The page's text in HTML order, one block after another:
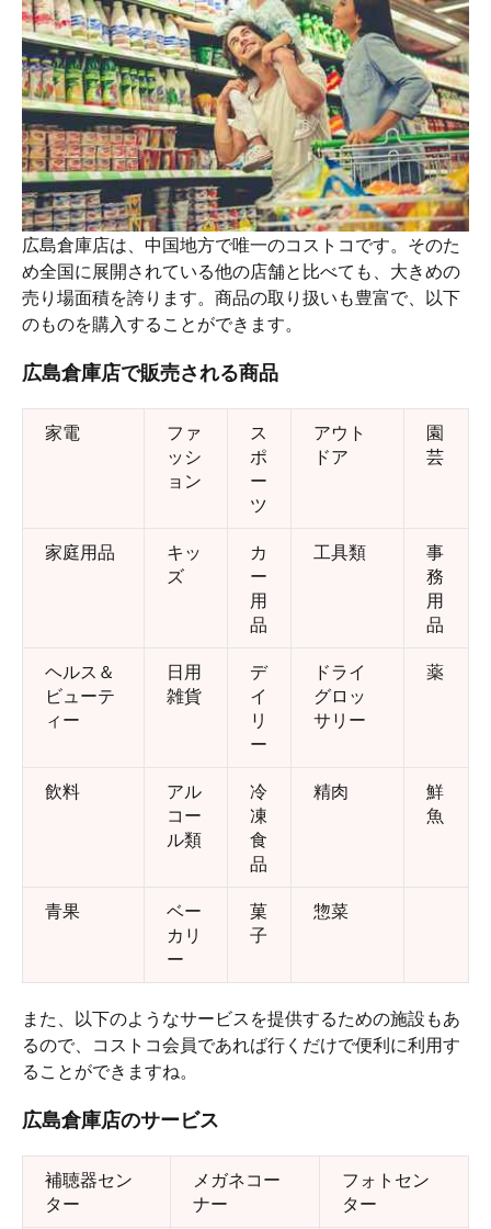
広島倉庫店は、中国地方で唯一のコストコです。そのた
め全国に展開されている他の店舗と比べても、大きめの
売り場面積を誇ります。商品の取り扱いも豊富で、以下
のものを購入することができます。
広島倉庫店で販売される商品
家電
ファ
ッシ
ョン
ス
ポ
ー
ツ
アウト
ドア
園
芸
家庭用品
キッ
ズ
カ
ー
用
品
工具類
事
務
用
品
ヘルス＆
ビューテ
ィー
日用
雑貨
デ
イ
リ
ー
ドライ
グロッ
サリー
薬
飲料
アル
コー
ル類
冷
凍
食
品
精肉
鮮
魚
青果
ベー
カリ
ー
菓
子
惣菜
また、以下のようなサービスを提供するための施設もあ
るので、コストコ会員であれば行くだけで便利に利用す
ることができますね。
広島倉庫店のサービス
補聴器セン
ター
メガネコー
ナー
フォトセン
ター